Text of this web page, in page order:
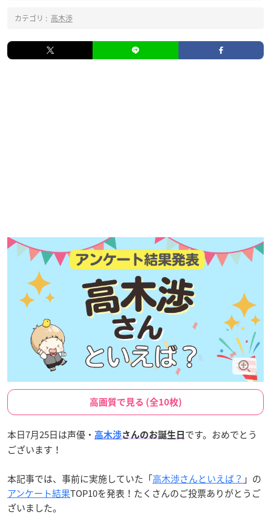
カテゴリ : 高木渉
高画質で見る (全10枚)
本日7月25日は声優・ 高木渉さんのお誕生日 です。おめでとう
ございます！
本記事では、事前に実施していた「高木渉さんといえば？ 」の
アンケート結果TOP10を発表！たくさんのご投票ありがとうご
ざいました。